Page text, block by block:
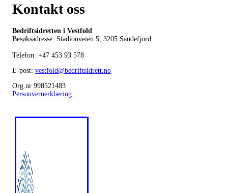
Kontakt oss
Bedriftsidretten i Vestfold
Besøksadresse: Stadionveien 5, 3205 Sandefjord
Telefon: +47 453 93 578
E-post: vestfold@bedriftsidrett.no
Org.nr 998521483
Personvernerklæring